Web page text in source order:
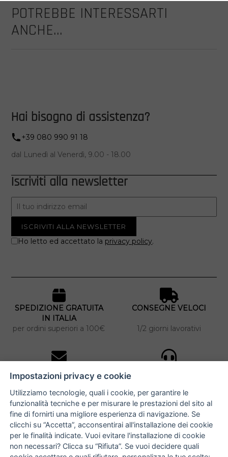
POTREBBE INTERESSARTI
ANCHE...
Hai bisogno di assistenza?
+39 080 990 91 18
dal Lunedì al Venerdì, 9.00 - 18.00
Iscriviti alla newsletter
Ho letto ed accettato la privacy policy.
SPEDIZIONE GRATUITA
IN ITALIA
per ordini superiori a 100€
CONSEGNE VELOCI
1/2 giorni lavorativi
iscriviti alla newsletter
per tutti gli ordini
NUCCIA COSTANTINO
via Argiro 112/114 - 70122 Bari
Impostazioni privacy e cookie
Utilizziamo tecnologie, quali i cookie, per garantire le
funzionalità tecniche e per misurare le prestazioni del sito al
fine di fornirti una migliore esperienza di navigazione. Se
clicchi su “Accetta”, acconsentirai all'installazione dei cookie
per le finalità indicate. Vuoi evitare l'installazione di cookie
non necessari? Clicca su “Rifiuta”. Se vuoi decidere quali